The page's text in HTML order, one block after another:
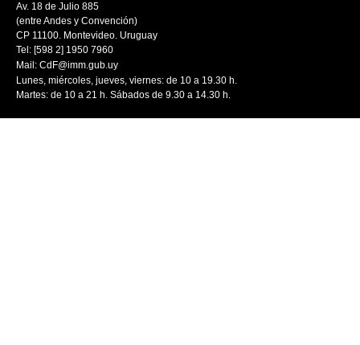
Av. 18 de Julio 885
(entre Andes y Convención)
CP 11100. Montevideo. Uruguay
Tel: [598 2] 1950 7960
Mail: CdF@imm.gub.uy
Lunes, miércoles, jueves, viernes: de 10 a 19.30 h.
Martes: de 10 a 21 h. Sábados de 9.30 a 14.30 h.